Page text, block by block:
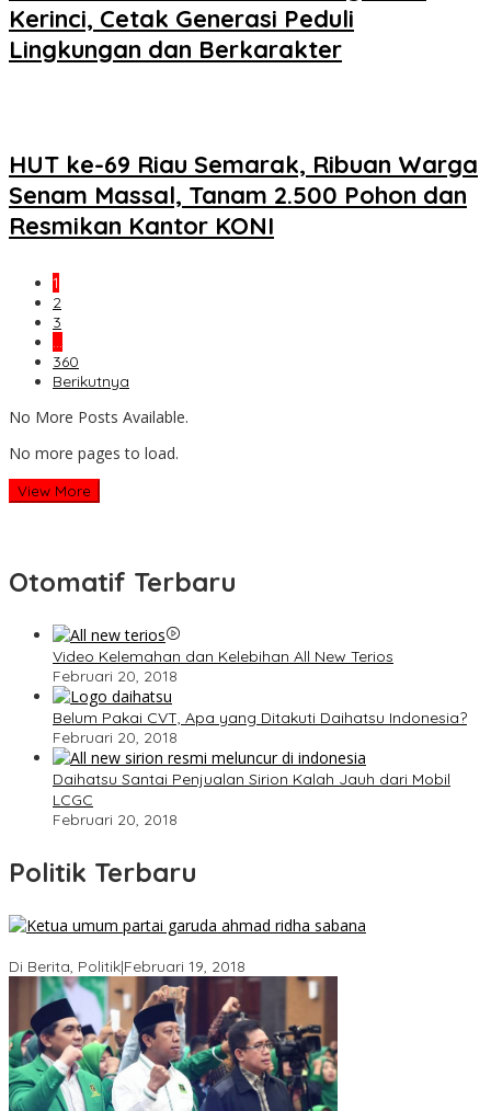
Kerinci, Cetak Generasi Peduli
Lingkungan dan Berkarakter
HUT ke-69 Riau Semarak, Ribuan Warga
Senam Massal, Tanam 2.500 Pohon dan
Resmikan Kantor KONI
1
2
3
…
360
Berikutnya
No More Posts Available.
No more pages to load.
View More
Otomatif Terbaru
Video Kelemahan dan Kelebihan All New Terios
Februari 20, 2018
Belum Pakai CVT, Apa yang Ditakuti Daihatsu Indonesia?
Februari 20, 2018
Daihatsu Santai Penjualan Sirion Kalah Jauh dari Mobil
LCGC
Februari 20, 2018
Politik Terbaru
Di Berita, Politik|Februari 19, 2018